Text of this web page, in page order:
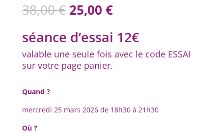
38,00€ Le
prix
initial
était :
38,00 €.
25,00 €Le
prix
actuel
est :
25,00 €.
séance d’essai 12€
valable une seule fois avec le code ESSAI
sur votre page panier.
Quand ?
mercredi 25 mars 2026 de 18h30 à 21h30
Où ?